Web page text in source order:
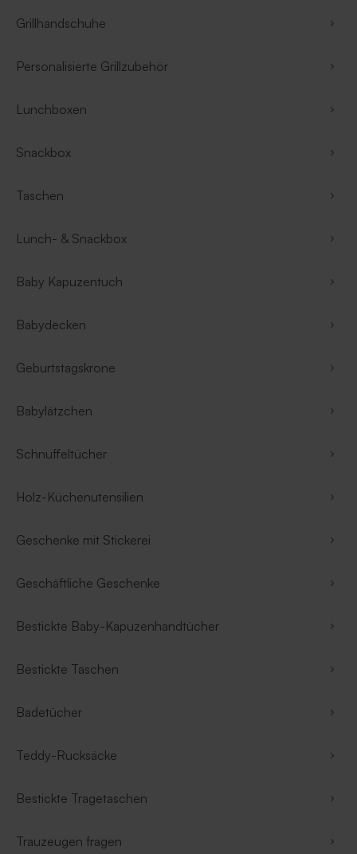
Grillhandschuhe
Personalisierte Grillzubehör
Lunchboxen
Snackbox
Taschen
Lunch- & Snackbox
Baby Kapuzentuch
Babydecken
Geburtstagskrone
Babylätzchen
Schnuffeltücher
Holz-Küchenutensilien
Geschenke mit Stickerei
Geschäftliche Geschenke
Bestickte Baby-Kapuzenhandtücher
Bestickte Taschen
Badetücher
Teddy-Rucksäcke
Bestickte Tragetaschen
Trauzeugen fragen